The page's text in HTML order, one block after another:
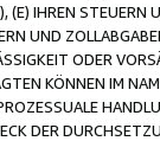
(E) IHREN
UND
ODER
KÖNNEN IM
DER